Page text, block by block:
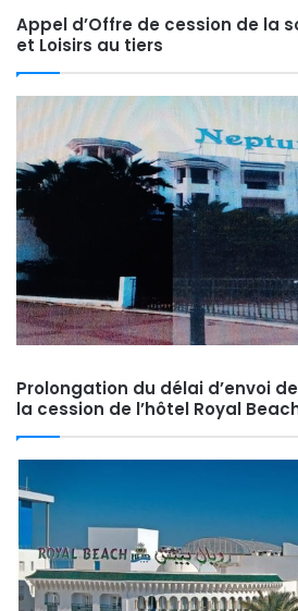
Appel d’Offre de cession de la
et Loisirs au tiers
Prolongation du délai d’envoi
la cession de l’hôtel Royal